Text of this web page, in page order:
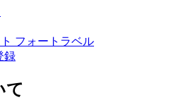
フォートラベル
録
て